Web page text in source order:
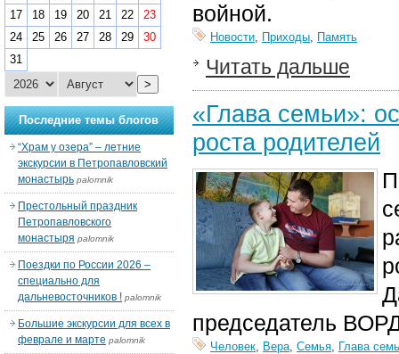
войной.
Новости, Приходы, Память
Читать дальше
«Глава семьи»:
роста родителей
председатель
Человек, Вера, Семья, Глава
17
18 19 20 21 22
23
24
25 26 27 28 29
30
31
>
Последние темы блогов
“Храм у озера” – летние
экскурсии в Петропавловский
монастырь palomnik
Престольный праздник
Петропавловского
монастыря palomnik
Поездки по России 2026 –
специально для
дальневосточников ! palomnik
Большие экскурсии для всех в
феврале и марте palomnik